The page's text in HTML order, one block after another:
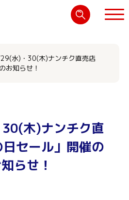
水)・30(木)ナンチク直売店
お知らせ！
木)ナンチク直
セール」開催の
らせ！